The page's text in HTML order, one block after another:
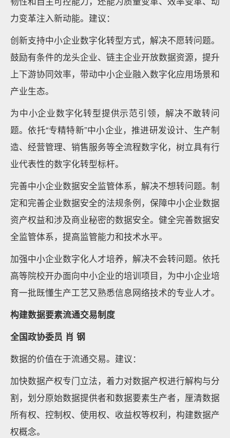
力变革注入新动能。建议：
创新支持中小企业数字化转型方式，解决不愿转问题。
鼓励有条件的龙头企业、链主企业开放数据资源，提升
上下游协同效率，带动中小企业融入数字化应用场景和
产业生态。
为中小企业数字化转型提供示范引领，解决不敢转问
题。依托“专精特新”中小企业，推进研发设计、生产制
造、经营管理、销售服务等全流程数字化，树立具有行
业代表性的数字化转型标杆。
完善中小企业数据安全监管体系，解决不想转问题。制
定和完善企业数据安全的法规条例，保障中小企业数据
资产权益和涉及商业秘密的数据安全。健全完善数据安
全监管体系，提高监管能力和技术水平。
加强中小企业数字化人才培养，解决不会转问题。依托
高等院校开办面向中小企业的培训项目，为中小企业培
育一批既懂生产工艺又熟悉信息网络技术的专业人才。
构建数据要素流通交易制度
全国政协委员 肖 钢
数据的价值在于流通交易。建议：
加快数据产权专门立法，着力对数据产权进行解构与分
割，划分原始数据提供者和数据要素生产者，厘清数据
所有权、控制权、使用权、收益权等权利，构建数据产
权概念。